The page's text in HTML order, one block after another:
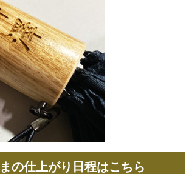
の仕上がり日程はこちら